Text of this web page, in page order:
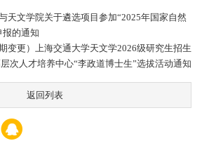
天文学院关于遴选项目参加“2025年国家自然
报的通知
变更）上海交通大学天文学2026级研究生招生
次人才培养中心“李政道博士生”选拔活动通知
返回列表